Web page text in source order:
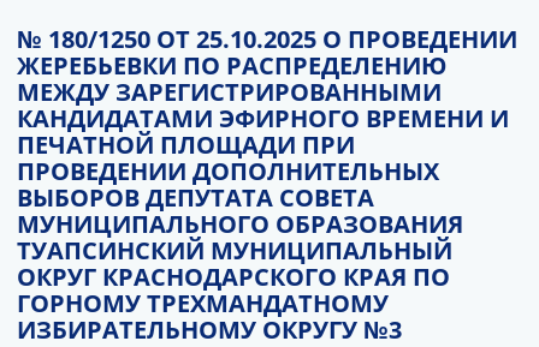
Муниципальное имущество
Публичные слушания и общественные обсуждения
Документы
№ 180/1250 ОТ 25.10.2025 О ПРОВЕДЕНИИ
ЖЕРЕБЬЕВКИ ПО РАСПРЕДЕЛЕНИЮ
МЕЖДУ ЗАРЕГИСТРИРОВАННЫМИ
КАНДИДАТАМИ ЭФИРНОГО ВРЕМЕНИ И
ПЕЧАТНОЙ ПЛОЩАДИ ПРИ
ПРОВЕДЕНИИ ДОПОЛНИТЕЛЬНЫХ
ВЫБОРОВ ДЕПУТАТА СОВЕТА
МУНИЦИПАЛЬНОГО ОБРАЗОВАНИЯ
ТУАПСИНСКИЙ МУНИЦИПАЛЬНЫЙ
ОКРУГ КРАСНОДАРСКОГО КРАЯ ПО
ГОРНОМУ ТРЕХМАНДАТНОМУ
ИЗБИРАТЕЛЬНОМУ ОКРУГУ №3